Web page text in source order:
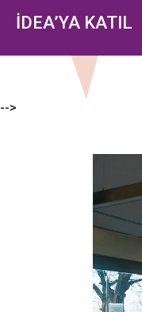
İDEA’YA KATIL
-->